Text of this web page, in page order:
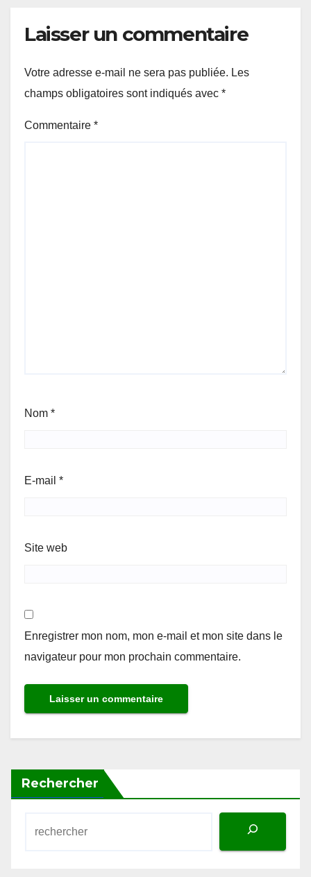
Laisser un commentaire
Votre adresse e-mail ne sera pas publiée. Les
champs obligatoires sont indiqués avec *
Commentaire *
Nom *
E-mail *
Site web
Enregistrer mon nom, mon e-mail et mon site dans le
navigateur pour mon prochain commentaire.
Rechercher